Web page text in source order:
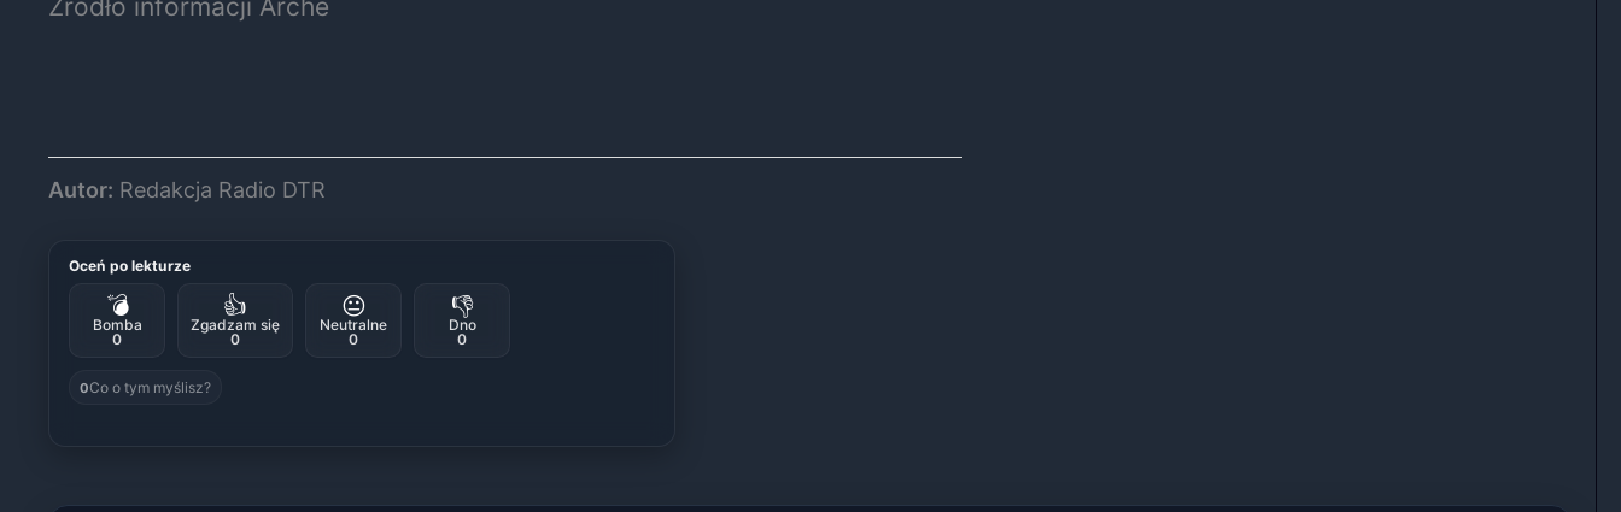
Źródło informacji Arche
Autor: Redakcja Radio DTR
Oceń po lekturze
💣
Bomba
0
👍
Zgadzam się
0
😐
Neutralne
0
👎
Dno
0
0Co o tym myślisz?